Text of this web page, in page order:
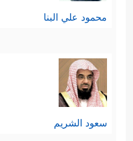
محمود علي البنا
سعود الشريم